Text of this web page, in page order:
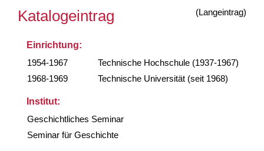
(Langeintrag)
Katalogeintrag
Einrichtung:
1954-1967
Technische Hochschule (1937-1967)
1968-1969
Technische Universität (seit 1968)
Institut:
Geschichtliches Seminar
Seminar für Geschichte